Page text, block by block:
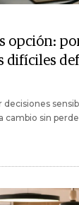
opción:
difíciles
decisiones
cambio sin